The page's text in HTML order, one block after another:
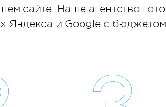
сайте. Наше агентство
Яндекса и Google с